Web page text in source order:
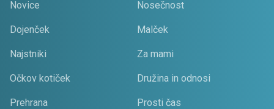
Novice Nosečnost
Dojenček Malček
Najstniki Za mami
Očkov kotiček Družina in odnosi
Prehrana Prosti čas